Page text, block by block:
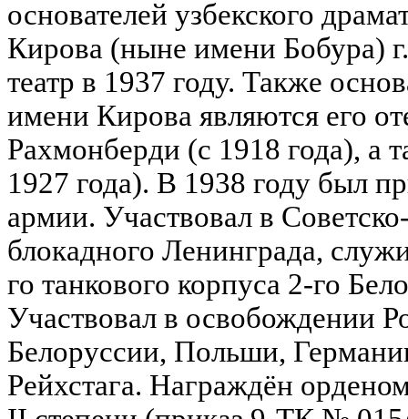
основателей узбекского
Кирова (ныне имени Бобура)
театр в 1937 году. Также
имени Кирова являются его
Рахмонберди (с 1918 года), а
1927 года). В 1938 году был
армии. Участвовал в
блокадного Ленинграда,
го танкового корпуса 2-го
Участвовал в освобождении
Белоруссии, Польши,
Рейхстага. Награждён